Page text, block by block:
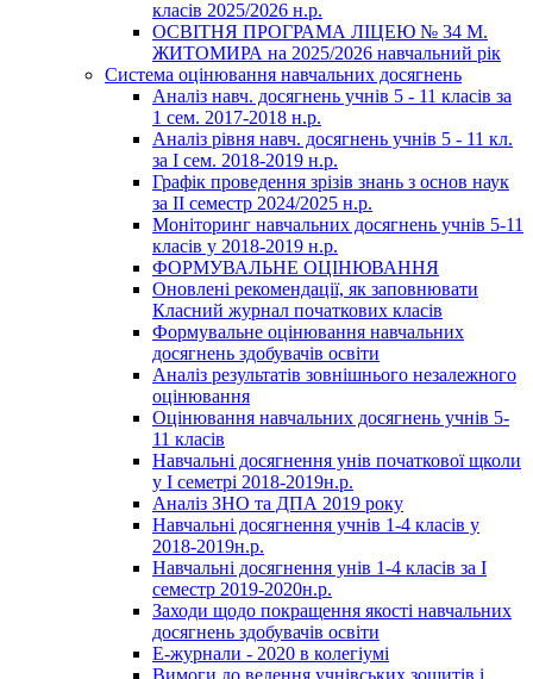
класів 2025/2026 н.р.
ОСВІТНЯ ПРОГРАМА ЛІЦЕЮ № 34 М.
ЖИТОМИРА на 2025/2026 навчальний рік
Система оцінювання навчальних досягнень
Аналіз навч. досягнень учнів 5 - 11 класів за
1 сем. 2017-2018 н.р.
Аналіз рівня навч. досягнень учнів 5 - 11 кл.
за І сем. 2018-2019 н.р.
Графік проведення зрізів знань з основ наук
за ІІ семестр 2024/2025 н.р.
Моніторинг навчальних досягнень учнів 5-11
класів у 2018-2019 н.р.
ФОРМУВАЛЬНЕ ОЦІНЮВАННЯ
Оновлені рекомендації, як заповнювати
Класний журнал початкових класів
Формувальне оцінювання навчальних
досягнень здобувачів освіти
Аналіз результатів зовнішнього незалежного
оцінювання
Оцінювання навчальних досягнень учнів 5-
11 класів
Навчальні досягнення унів початкової щколи
у І семетрі 2018-2019н.р.
Аналіз ЗНО та ДПА 2019 року
Навчальні досягнення учнів 1-4 класів у
2018-2019н.р.
Навчальні досягнення унів 1-4 класів за І
семестр 2019-2020н.р.
Заходи щодо покращення якості навчальних
досягнень здобувачів освіти
Е-журнали - 2020 в колегіумі